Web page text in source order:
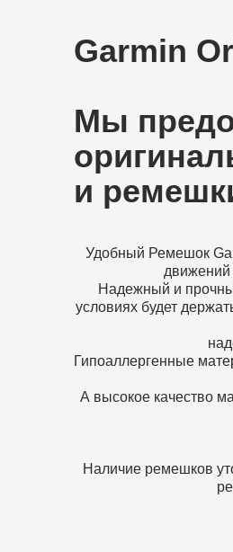
Garmin
Мы
и
Удобный Ремешок
движений
Надежный и
условиях будет
Гипоаллергенные
А высокое качество
Наличие ремешков